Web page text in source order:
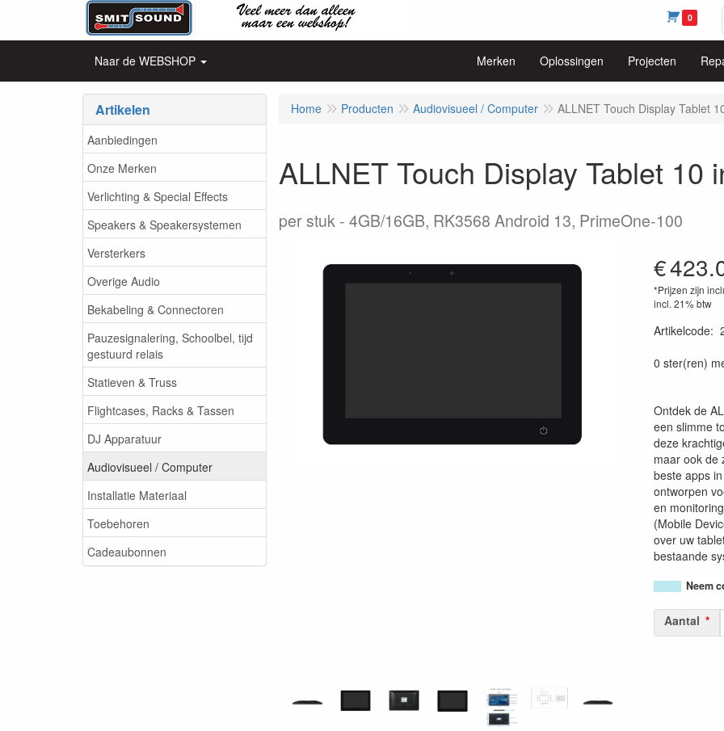
0
Naar de WEBSHOP Merken Oplossingen Projecten
Artikelen
Aanbiedingen
Onze Merken
Verlichting & Special Effects
Speakers & Speakersystemen
Versterkers
Overige Audio
Bekabeling & Connectoren
Pauzesignalering, Schoolbel, tijd
gestuurd relais
Statieven & Truss
Flightcases, Racks & Tassen
DJ Apparatuur
Audiovisueel / Computer
Installatie Materiaal
Toebehoren
Cadeaubonnen
Home Producten Audiovisueel / Computer ALLNET Touch Display Tablet
ALLNET Touch Display Tablet 10
per stuk 4GB/16GB, RK3568 Android 13, PrimeOne-100
€
*Prijzen zijn
incl. 21% btw
Artikelcode:
0 ster(ren)
Ontdek de
een slimme
deze
maar ook de
beste apps
ontworpen
en
(Mobile
over uw
bestaande
Neem
Aantal